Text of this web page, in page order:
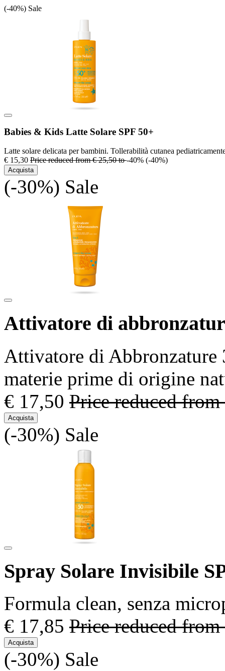
(-40%) Sale
Babies & Kids Latte Solare SPF 50+
Latte solare delicata per bambini. Tollerabilità cutanea
€ 15,30 Price reduced from€ 25,50to-40% (-40%)
Acquista
(-30%) Sale
Attivatore di
Attivatore di Abbronzature
materie prime di origine
€ 17,50 Price reduced from
Acquista
(-30%) Sale
Spray Solare Invisibile
Formula clean, senza
€ 17,85 Price reduced from
Acquista
(-30%) Sale